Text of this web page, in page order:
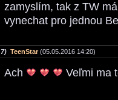
zamyslím, tak z TW
vynechat pro jednou
7) TeenStar(05.05.2016 14:20)
Ach Veľmi ma